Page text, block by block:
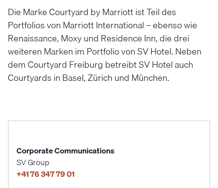
Die Marke Courtyard by Marriott ist Teil des
Portfolios von Marriott International – ebenso wie
Renaissance, Moxy und Residence Inn, die drei
weiteren Marken im Portfolio von SV Hotel. Neben
dem Courtyard Freiburg betreibt SV Hotel auch
Courtyards in Basel, Zürich und München.
Corporate Communications
SV Group
+41 76 347 79 01